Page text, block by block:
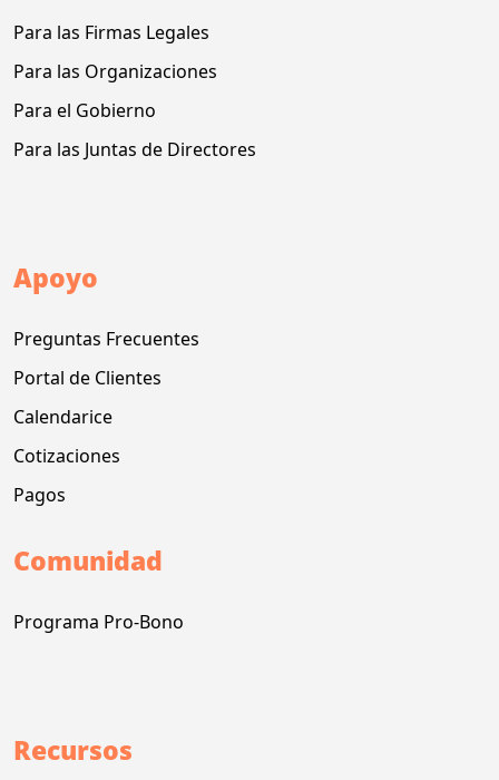
Para las Firmas Legales
Para las Organizaciones
Para el Gobierno
Para las Juntas de Directores
Apoyo
Preguntas Frecuentes
Portal de Clientes
Calendarice
Cotizaciones
Pagos
Comunidad
Programa Pro-Bono
Recursos